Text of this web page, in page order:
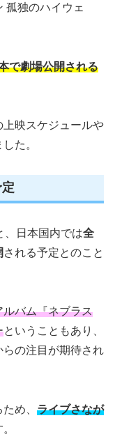
孤独のハイウェ
で劇場公開される
映スケジュールや
た。
、日本国内では全
される予定とのこと
バム『ネブラス
ということもあり、
の注目が期待され
め、 ライブさなが